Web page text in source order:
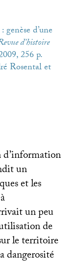
d’une
d’histoire
256 p.
Rosental et
un
et les
un peu
de
le territoire